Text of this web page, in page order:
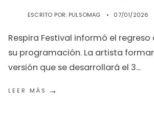
ESCRITO POR: PULSOMAG • 07/01/2026
Respira Festival informó el regreso
su programación. La artista
versión que se desarrollará el 3...
LEER MÁS →